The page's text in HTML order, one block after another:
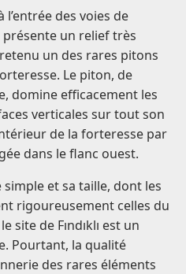
des voies de
un relief très
un des rares pitons
Le piton, de
domine efficacement les
verticales sur tout son
de la forteresse par
dans le flanc ouest.
et sa taille, dont les
rigoureusement celles du
de Fındıklı est un
Pourtant, la qualité
des rares éléments